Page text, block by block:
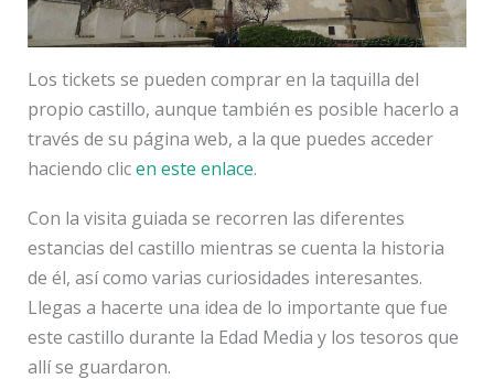
Los tickets se pueden comprar en la taquilla del
propio castillo, aunque también es posible hacerlo a
través de su página web, a la que puedes acceder
haciendo clicen este enlace.
Con la visita guiada se recorren las diferentes
estancias del castillo mientras se cuenta la historia
de él, así como varias curiosidades interesantes.
Llegas a hacerte una idea de lo importante que fue
este castillo durante la Edad Media y los tesoros que
allí se guardaron.